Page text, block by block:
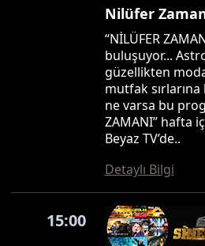
Nilüfer
“NİLÜFER
buluşuyor...
güzellikten
mutfak
ne varsa bu
ZAMANI” hafta
Beyaz TV’de..
Detaylı Bilgi
15:00